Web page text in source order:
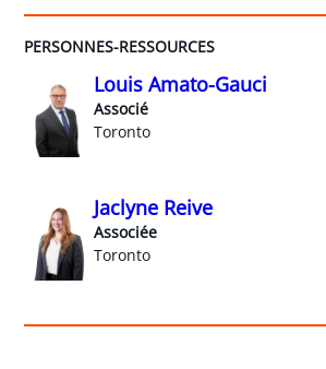
PERSONNES-RESSOURCES
Louis Amato-Gauci
Associé
Toronto
Jaclyne Reive
Associée
Toronto